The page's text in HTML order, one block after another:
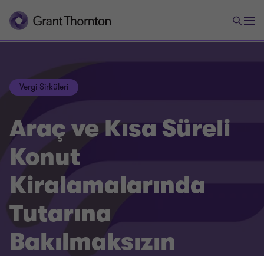
Vergi Sirküleri
Araç ve Kısa Süreli
Konut
Kiralamalarında
Tutarına
Bakılmaksızın